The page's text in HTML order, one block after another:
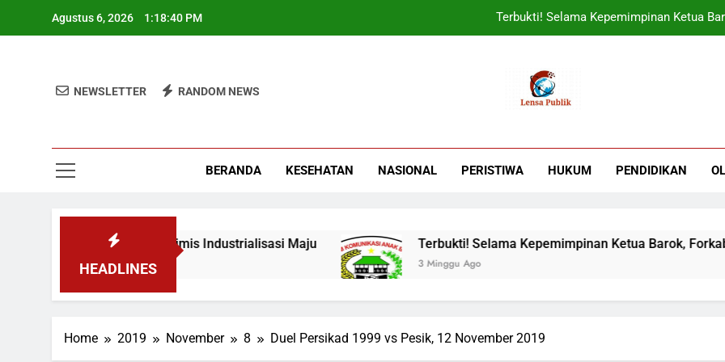
Agustus 6, 2026 1:18:41 PM Terbukti! Selama Kepemimpinan Ketua
PT Tirta Asasta Depok Kembali Raih Anugrah
NEWSLETTER RANDOM NEWS
BERANDA KESEHATAN NASIONAL PERISTIWA HUKUM PENDIDIKAN
HEADLINES
Wamen: Optimis Industrialisasi Maju Terbukti! Selama Kepemimpinan Ketua Barok, Forkabi Kota
3 Minggu Ago
Home 2019 November 8 Duel Persikad 1999 vs Pesik, 12 November 2019